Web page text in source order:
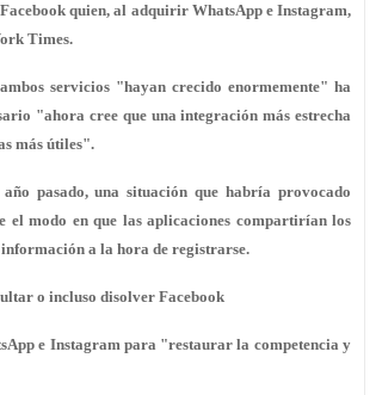
quien, al adquirir WhatsApp e Instagram,
Times.
servicios "hayan crecido enormemente" ha
"ahora cree que una integración más estrecha
más útiles".
pasado, una situación que habría provocado
el modo en que las aplicaciones compartirían los
información a la hora de registrarse.
o incluso disolver Facebook
e Instagram para "restaurar la competencia y